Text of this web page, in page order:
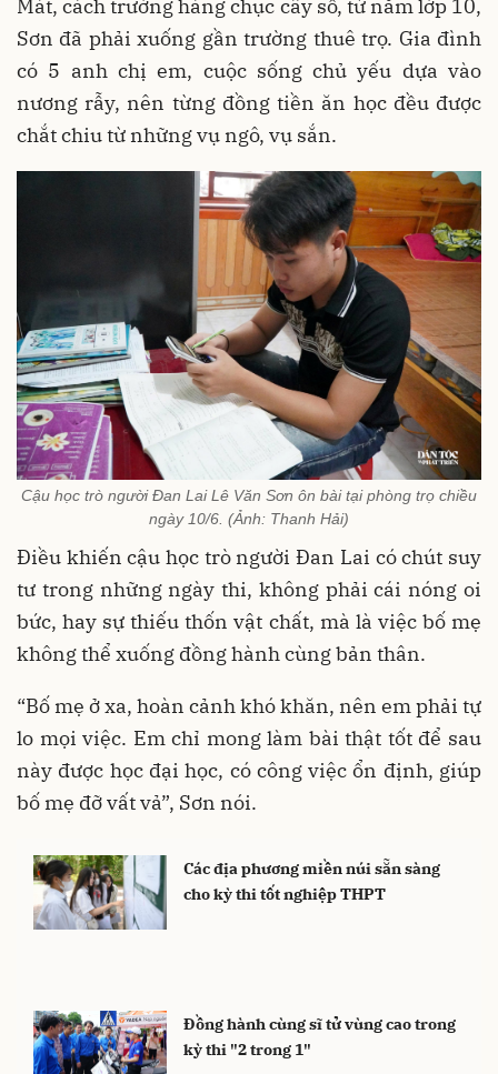
Mát, cách trường hàng chục cây số, từ năm lớp 10,
Sơn đã phải xuống gần trường thuê trọ. Gia đình
có 5 anh chị em, cuộc sống chủ yếu dựa vào
nương rẫy, nên từng đồng tiền ăn học đều được
chắt chiu từ những vụ ngô, vụ sắn.
Cậu học trò người Đan Lai Lê Văn Sơn ôn bài tại phòng trọ chiều
ngày 10/6. (Ảnh: Thanh Hải)
Điều khiến cậu học trò người Đan Lai có chút suy
tư trong những ngày thi, không phải cái nóng oi
bức, hay sự thiếu thốn vật chất, mà là việc bố mẹ
không thể xuống đồng hành cùng bản thân.
“Bố mẹ ở xa, hoàn cảnh khó khăn, nên em phải tự
lo mọi việc. Em chỉ mong làm bài thật tốt để sau
này được học đại học, có công việc ổn định, giúp
bố mẹ đỡ vất vả”, Sơn nói.
Các địa phương miền núi sẵn sàng
cho kỳ thi tốt nghiệp THPT
Đồng hành cùng sĩ tử vùng cao trong
kỳ thi "2 trong 1"